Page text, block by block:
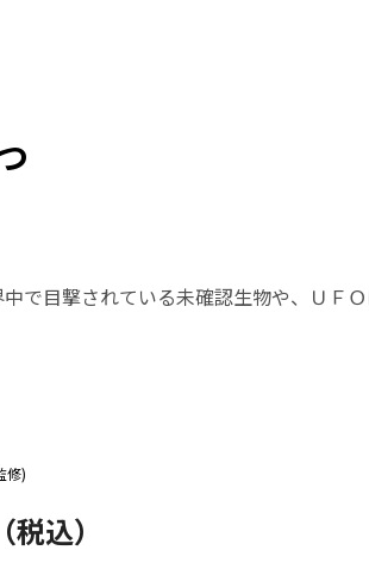
目撃されている未確認生物や、ＵＦＯ
修)
込）